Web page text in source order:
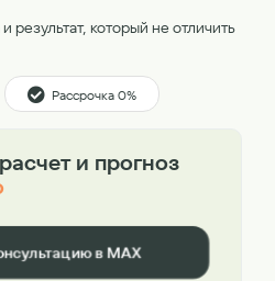
результат, который не отличить
Рассрочка 0%
и прогноз
в MAX